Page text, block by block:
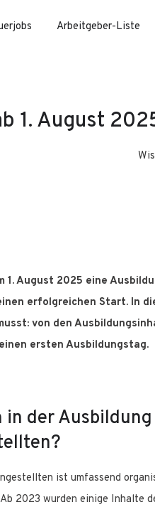
Arbeitgeber-Liste
1. August
1. August 2025 eine
erfolgreichen Start. In
von den
ersten Ausbildungstag.
in der
ist umfassend
2023 wurden einige Inhalte